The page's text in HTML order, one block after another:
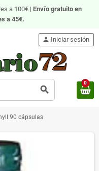
a 100€ | Envío gratuito en
a 45€.
search
person Iniciar sesión
0
90 cápsulas